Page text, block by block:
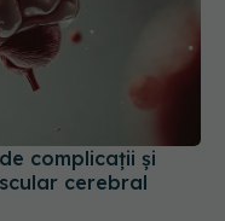
complicații și
cerebral